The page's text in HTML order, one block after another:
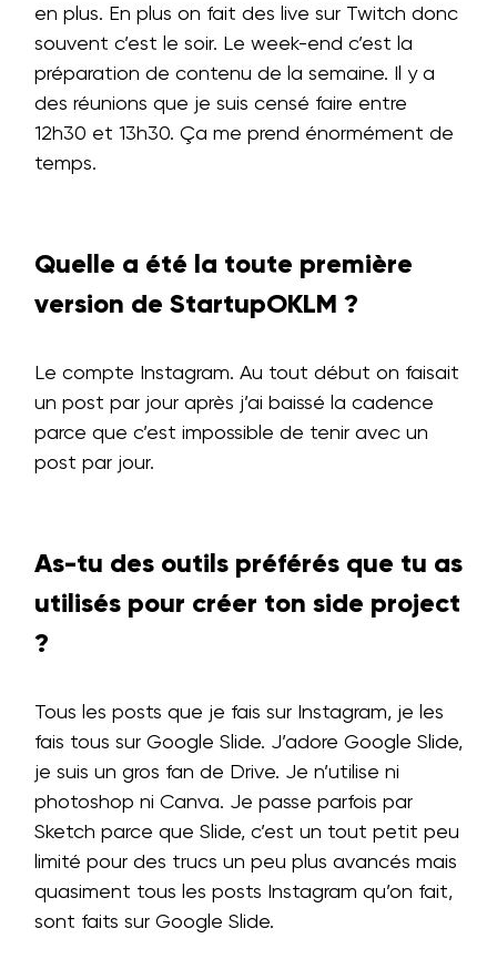
en plus. En plus on fait des live sur Twitch donc
souvent c’est le soir. Le week-end c’est la
préparation de contenu de la semaine. Il y a
des réunions que je suis censé faire entre
12h30 et 13h30. Ça me prend énormément de
temps.
Quelle a été la toute première
version de StartupOKLM ?
Le compte Instagram. Au tout début on faisait
un post par jour après j’ai baissé la cadence
parce que c’est impossible de tenir avec un
post par jour.
As-tu des outils préférés que tu as
utilisés pour créer ton side project
?
Tous les posts que je fais sur Instagram, je les
fais tous sur Google Slide. J’adore Google Slide,
je suis un gros fan de Drive. Je n’utilise ni
photoshop ni Canva. Je passe parfois par
Sketch parce que Slide, c’est un tout petit peu
limité pour des trucs un peu plus avancés mais
quasiment tous les posts Instagram qu’on fait,
sont faits sur Google Slide.